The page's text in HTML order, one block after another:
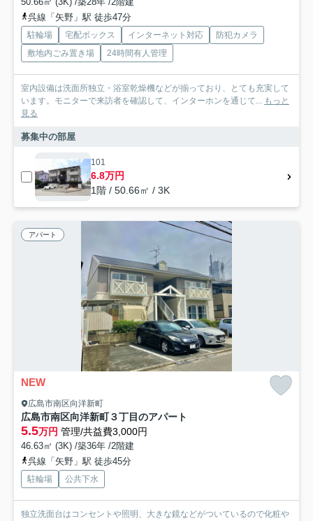
呉線「矢野」駅 徒歩47分
駐輪場 宅配ボックス インターネット対応
防犯カメラ
敷地内ごみ置き場
24時間有人管理
室内設備は洗面所独立・浴室乾燥機などが揃っており、とても充実して
います。モニターで来訪者を確認して、インターホンを通じて... もっと
見る
募集中の部屋
101
6.8万円
1階 / 50.66㎡ / 3K
アパート
NEW
広島市南区向洋新町
広島市南区向洋新町３丁目のアパート
5.5万円 管理/共益費3,000円
46.63㎡ (3K) /築36年 /2階建
呉線「矢野」駅 徒歩45分
駐輪場 公共下水
独立洗面台はコンセントや照明、大きな鏡などがついているので化粧や